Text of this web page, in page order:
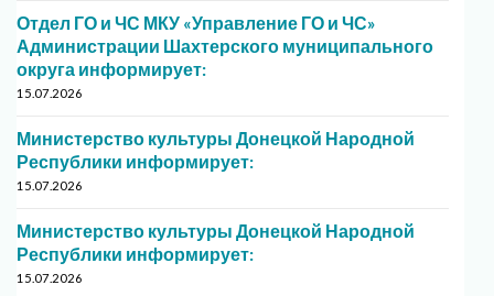
Отдел ГО и ЧС МКУ «Управление ГО и ЧС»
Администрации Шахтерского муниципального
округа информирует:
15.07.2026
Министерство культуры Донецкой Народной
Республики информирует:
15.07.2026
Министерство культуры Донецкой Народной
Республики информирует:
15.07.2026